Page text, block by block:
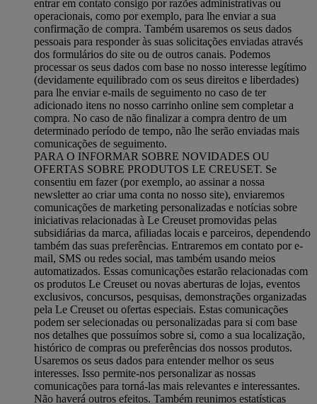
entrar em contato consigo por razões administrativas ou
operacionais, como por exemplo, para lhe enviar a sua
confirmação de compra. Também usaremos os seus dados
pessoais para responder às suas solicitações enviadas através
dos formulários do site ou de outros canais. Podemos
processar os seus dados com base no nosso interesse legítimo
(devidamente equilibrado com os seus direitos e liberdades)
para lhe enviar e-mails de seguimento no caso de ter
adicionado itens no nosso carrinho online sem completar a
compra. No caso de não finalizar a compra dentro de um
determinado período de tempo, não lhe serão enviadas mais
comunicações de seguimento.
PARA O INFORMAR SOBRE NOVIDADES OU
OFERTAS SOBRE PRODUTOS LE CREUSET. Se
consentiu em fazer (por exemplo, ao assinar a nossa
newsletter ao criar uma conta no nosso site), enviaremos
comunicações de marketing personalizadas e notícias sobre
iniciativas relacionadas à Le Creuset promovidas pelas
subsidiárias da marca, afiliadas locais e parceiros, dependendo
também das suas preferências. Entraremos em contato por e-
mail, SMS ou redes social, mas também usando meios
automatizados. Essas comunicações estarão relacionadas com
os produtos Le Creuset ou novas aberturas de lojas, eventos
exclusivos, concursos, pesquisas, demonstrações organizadas
pela Le Creuset ou ofertas especiais. Estas comunicações
podem ser selecionadas ou personalizadas para si com base
nos detalhes que possuímos sobre si, como a sua localização,
histórico de compras ou preferências dos nossos produtos.
Usaremos os seus dados para entender melhor os seus
interesses. Isso permite-nos personalizar as nossas
comunicações para torná-las mais relevantes e interessantes.
Não haverá outros efeitos. Também reunimos estatísticas